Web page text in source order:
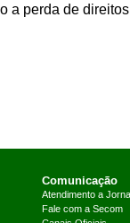
a perda de
Comunicação
Atendimento a
Fale com a Secom